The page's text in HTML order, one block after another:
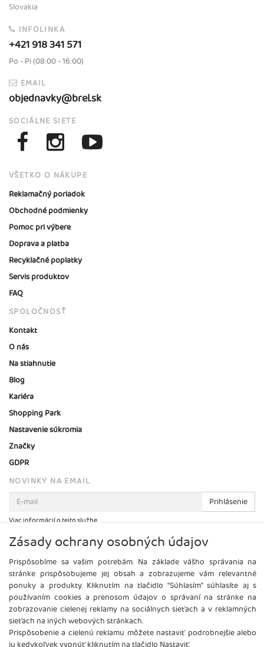
Slovakia
INFOLINKA
+421 918 341 571
Po - Pi (08:00 - 16:00)
EMAIL
objednavky@brel.sk
SOCIÁLNE SIETE
VŠETKO O NÁKUPE
Reklamačný poriadok
Obchodné podmienky
Pomoc pri výbere
Doprava a platba
Recyklačné poplatky
Servis produktov
FAQ
SPOLOČNOSŤ
Kontakt
O nás
Na stiahnutie
Blog
Kariéra
Shopping Park
Nastavenie súkromia
Značky
GDPR
NOVINKY NA EMAIL
Prihlásenie
Viac informácií o tejto službe
Zásady ochrany osobných údajov
Prispôsobíme sa vašim potrebám. Na základe vášho správania na
stránke prispôsobujeme jej obsah a zobrazujeme vám relevantné
ponuky a produkty. Kliknutím na tlačidlo "Súhlasím" súhlasíte aj s
používaním cookies a prenosom údajov o správaní na stránke na
zobrazovanie cielenej reklamy na sociálnych sieťach a v reklamných
sieťach na iných webových stránkach.
Prispôsobenie a cielenú reklamu môžete nastaviť podrobnejšie alebo